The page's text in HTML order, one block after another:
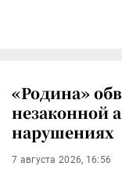
«Родина»
незаконной
нарушениях
7 августа 2026, 16:56